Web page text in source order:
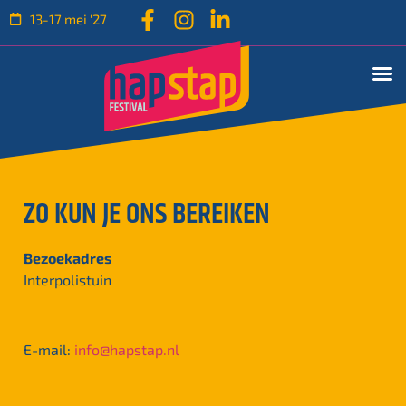
13-17 mei '27
ZO KUN JE ONS BEREIKEN
Bezoekadres
Interpolistuin
E-mail: info@hapstap.nl